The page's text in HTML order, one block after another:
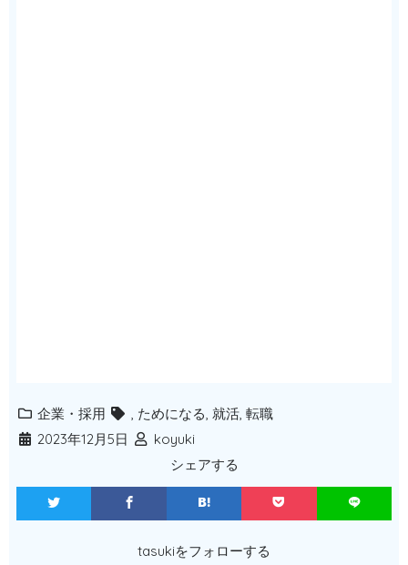
企業・採用 , ためになる, 就活, 転職
2023年12月5日
koyuki
シェアする
tasukiをフォローする